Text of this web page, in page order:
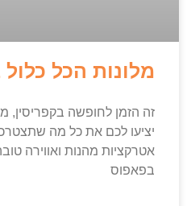
מלונות הכל
זה הזמן לחופשה בקפריסין,
יציעו לכם את כל מה
אטרקציות מהנות ואווירה
בפאפוס